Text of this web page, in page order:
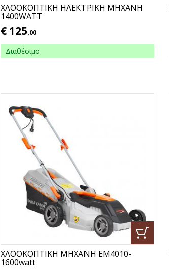
ΧΛΟΟΚΟΠΤΙΚΗ ΗΛΕΚΤΡΙΚΗ ΜΗΧΑΝΗ
1400WATT
€ 125.00
Διαθέσιμο
ΧΛΟΟΚΟΠΤΙΚΗ ΜΗΧΑΝΗ EM4010-
1600watt